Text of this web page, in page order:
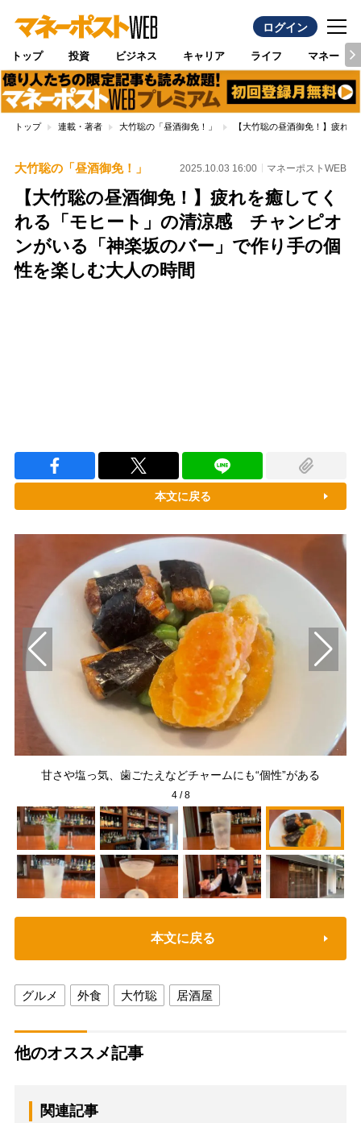
ログイン
トップ 投資 ビジネス キャリア ライフ マネー
トップ 連載・著者 大竹聡の「昼酒御免！」 【大竹聡の昼酒御免！】疲れ
大竹聡の「昼酒御免！」 2025.10.03 16:00 マネーポストWEB
【大竹聡の昼酒御免！】疲れを癒してく
れる「モヒート」の清涼感 チャンピオ
ンがいる「神楽坂のバー」で作り手の個
性を楽しむ大人の時間
本文に戻る
甘さや塩っ気、歯ごたえなどチャームにも“個性”がある
4/8
本文に戻る
グルメ 外食 大竹聡 居酒屋
他のオススメ記事
関連記事